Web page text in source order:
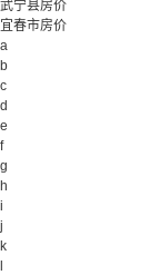
武宁县房价
宜春市房价
a
b
c
d
e
f
g
h
i
j
k